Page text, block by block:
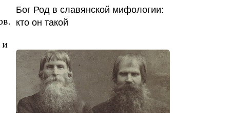
и
Бог Род в славянской мифологии:
кто он такой